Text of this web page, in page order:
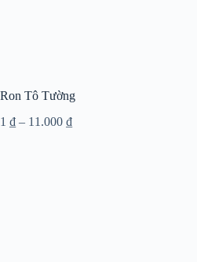
Ron Tô Tường
1 ₫ – 11.000 ₫Khoảng